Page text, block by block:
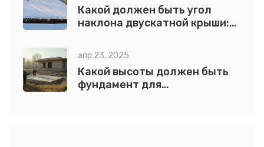
Какой должен быть угол
наклона двускатной крыши:
разных регионов и
материалов
апр 23, 2025
Какой высоты должен быть
фундамент для